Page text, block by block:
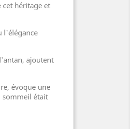
cet héritage et
l'élégance
ajoutent
évoque une
sommeil était